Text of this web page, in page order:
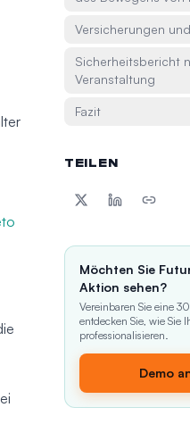
Versicherungen
Sicherheitsbericht
Veranstaltung
Fazit
TEILEN
Möchten Sie
Aktion sehen?
Vereinbaren Sie eine
entdecken Sie, wie Sie
professionalisieren.
Demo